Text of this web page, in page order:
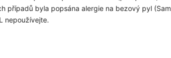
případů byla popsána alergie na bezový pyl (Sam
nepoužívejte.